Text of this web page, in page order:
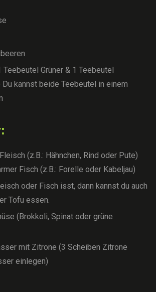
Teebeutel Grüner & 1 Teebeutel
kannst beide Teebeutel in einem
(z.B.: Hähnchen, Rind oder Pute)
Fisch (z.B.: Forelle oder Kabeljau)
oder Fisch isst, dann kannst du auch
Tofu essen.
(Brokkoli, Spinat oder grüne
mit Zitrone (3 Scheiben Zitrone
einlegen)